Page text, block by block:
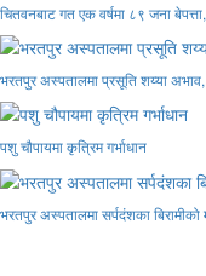
चितवनबाट गत एक वर्षमा ८९ जना
भरतपुर अस्पतालमा प्रसूति शय्या अभाव,
पशु चौपायमा कृत्रिम गर्भाधान
भरतपुर अस्पतालमा सर्पदंशका